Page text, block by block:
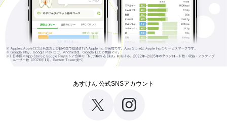
あすけん 公式SNSアカウント